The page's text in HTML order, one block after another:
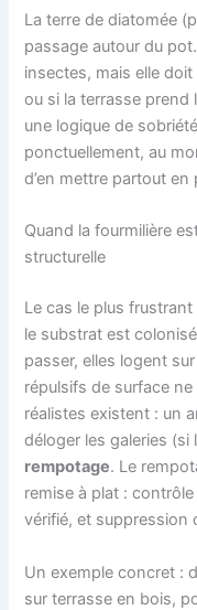
La terre de diatomée
passage autour du
insectes, mais elle
ou si la terrasse prend
une logique de
ponctuellement, au
d’en mettre partout en
Quand la fourmilière
structurelle
Le cas le plus
le substrat est
passer, elles logent
répulsifs de surface
réalistes existent : un
déloger les galeries (si
rempotage. Le
remise à plat :
vérifié, et suppression
Un exemple concret :
sur terrasse en bois,